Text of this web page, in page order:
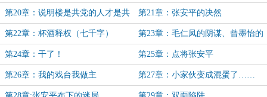
下！
第20章：说明楼是共党的人才是共
党！
第21章：张安平的决然
第22章：杯酒释权（七千字） 第23章：毛仁凤的阴谋、曾墨怡的
危机（八千字！）
第24章：干了！ 第25章：点将张安平
第26章：我的戏台我做主 第27章：小家伙变成混蛋了……